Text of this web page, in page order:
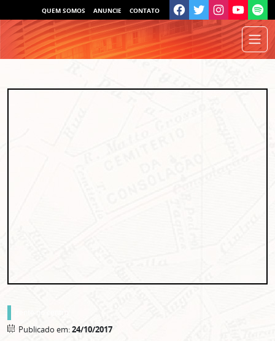
QUEM SOMOS ANUNCIE CONTATO
Publicado em:24/10/2017